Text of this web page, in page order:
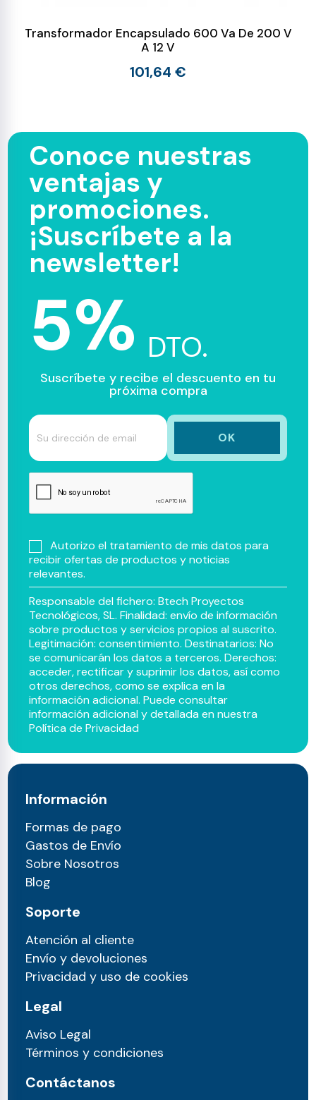
Transformador Encapsulado 600 Va De 200 V
A 12 V
101,64 €
Conoce nuestras
ventajas y
promociones.
¡Suscríbete a la
newsletter!
5% DTO.
Suscríbete y recibe el descuento en tu
próxima compra
Autorizo el tratamiento de mis datos para
recibir ofertas de productos y noticias
relevantes.
Responsable del fichero: Btech Proyectos
Tecnológicos, SL. Finalidad: envío de información
sobre productos y servicios propios al suscrito.
Legitimación: consentimiento. Destinatarios: No
se comunicarán los datos a terceros. Derechos:
acceder, rectificar y suprimir los datos, así como
otros derechos, como se explica en la
información adicional. Puede consultar
información adicional y detallada en nuestra
Política de Privacidad
Información
Formas de pago
Gastos de Envío
Sobre Nosotros
Blog
Soporte
Atención al cliente
Envío y devoluciones
Privacidad y uso de cookies
Legal
Aviso Legal
Términos y condiciones
Contáctanos